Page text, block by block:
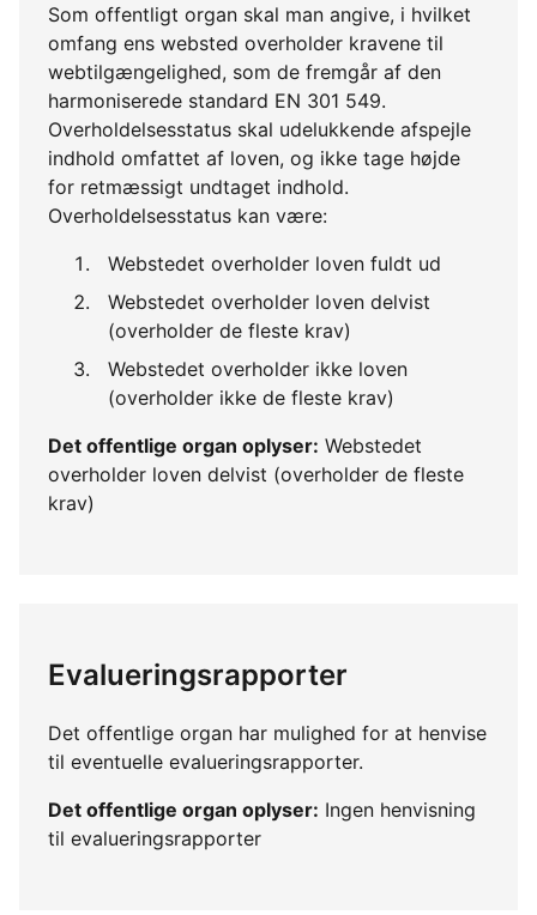
Som offentligt organ skal man angive, i hvilket
omfang ens websted overholder kravene til
webtilgængelighed, som de fremgår af den
harmoniserede standard EN 301 549.
Overholdelsesstatus skal udelukkende afspejle
indhold omfattet af loven, og ikke tage højde
for retmæssigt undtaget indhold.
Overholdelsesstatus kan være:
Webstedet overholder loven fuldt ud
Webstedet overholder loven delvist
(overholder de fleste krav)
Webstedet overholder ikke loven
(overholder ikke de fleste krav)
Det offentlige organ oplyser: Webstedet
overholder loven delvist (overholder de fleste
krav)
Evalueringsrapporter
Det offentlige organ har mulighed for at henvise
til eventuelle evalueringsrapporter.
Det offentlige organ oplyser: Ingen henvisning
til evalueringsrapporter